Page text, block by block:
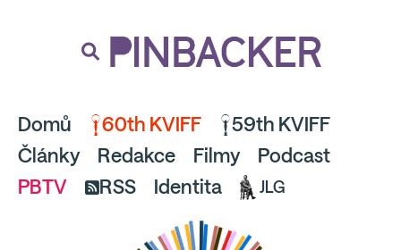
a pusťte se do čtení.
PINBACKER
Domů 60th KVIFF
59th KVIFF
Články
Redakce Filmy
Podcast
PBTV
RSS Identita JLG